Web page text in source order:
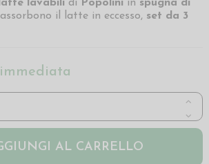
lavabili di Popolini in spugna di
il latte in eccesso, set da 3
AL CARRELLO